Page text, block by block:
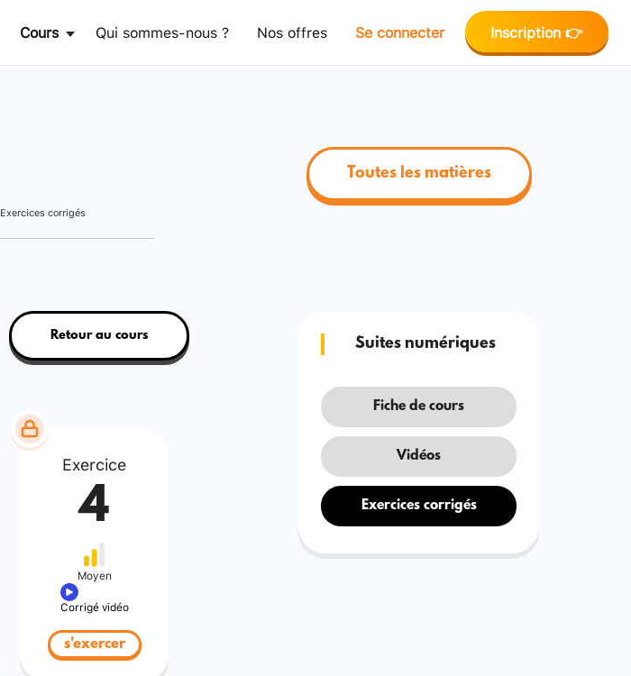
Cours Qui sommes-nous ? Nos offres Se connecter Inscription 👉
Exercices corrigés
Toutes les matières
Retour au cours
Exercice
4
Moyen
Corrigé vidéo
s'exercer
Suites numériques
Fiche de cours
Vidéos
Exercices corrigés